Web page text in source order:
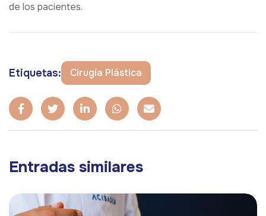
de los pacientes.
Etiquetas: Cirugía Plástica
Entradas similares